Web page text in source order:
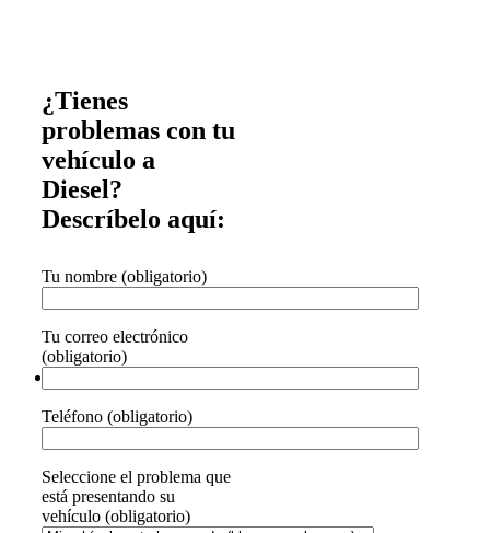
¿Tienes
problemas con tu
vehículo a
Diesel?
Descríbelo aquí:
Tu nombre (obligatorio)
Tu correo electrónico
(obligatorio)
Teléfono (obligatorio)
Seleccione el problema que
está presentando su
vehículo (obligatorio)